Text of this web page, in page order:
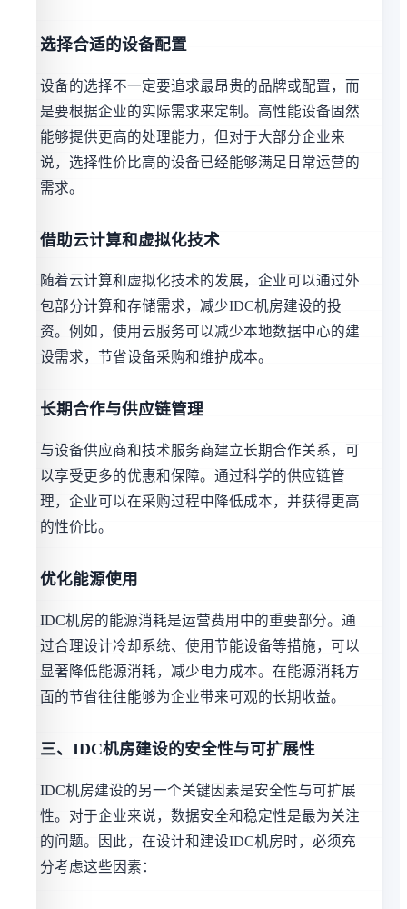
选择合适的设备配置
设备的选择不一定要追求最昂贵的品牌或配置，而
是要根据企业的实际需求来定制。高性能设备固然
能够提供更高的处理能力，但对于大部分企业来
说，选择性价比高的设备已经能够满足日常运营的
需求。
借助云计算和虚拟化技术
随着云计算和虚拟化技术的发展，企业可以通过外
包部分计算和存储需求，减少IDC机房建设的投
资。例如，使用云服务可以减少本地数据中心的建
设需求，节省设备采购和维护成本。
长期合作与供应链管理
与设备供应商和技术服务商建立长期合作关系，可
以享受更多的优惠和保障。通过科学的供应链管
理，企业可以在采购过程中降低成本，并获得更高
的性价比。
优化能源使用
IDC机房的能源消耗是运营费用中的重要部分。通
过合理设计冷却系统、使用节能设备等措施，可以
显著降低能源消耗，减少电力成本。在能源消耗方
面的节省往往能够为企业带来可观的长期收益。
三、IDC机房建设的安全性与可扩展性
IDC机房建设的另一个关键因素是安全性与可扩展
性。对于企业来说，数据安全和稳定性是最为关注
的问题。因此，在设计和建设IDC机房时，必须充
分考虑这些因素：